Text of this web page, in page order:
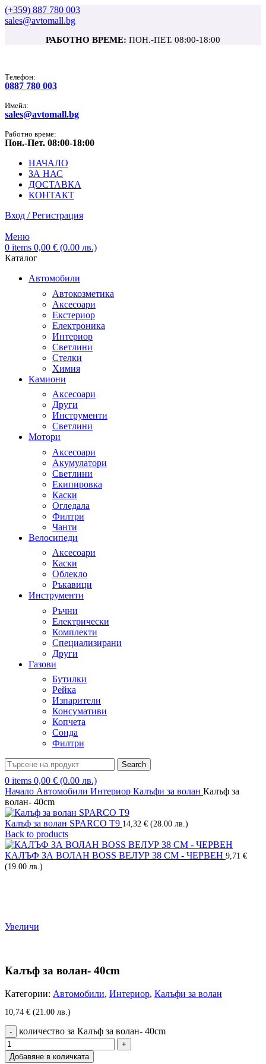
(+359) 887 780 003
sales@avtomall.bg
РАБОТНО ВРЕМЕ: ПОН.-ПЕТ. 08:00-18:00
Tелефон:
0887 780 003
Имейл:
sales@avtomall.bg
Работно време:
Пон.-Пет. 08:00-18:00
НАЧАЛО
ЗА НАС
ДОСТАВКА
КОНТАКТ
Вход / Регистрация
Меню
0 items 0,00 € (0.00 лв.)
Каталог
Автомобили
Автокозметика
Аксесоари
Екстериор
Електроника
Интериор
Светлини
Стелки
Химия
Камиони
Аксесоари
Други
Инструменти
Светлини
Мотори
Аксесоари
Акумулатори
Светлини
Екипировка
Каски
Огледала
Филтри
Чанти
Велосипеди
Аксесоари
Каски
Облекло
Ръкавици
Инструменти
Ръчни
Електрически
Комплекти
Специализирани
Други
Газови
Бутилки
Рейка
Изпарители
Консумативи
Копчета
Сонда
Филтри
Search
0 items 0,00 € (0.00 лв.)
Начало Автомобили Интериор Калъфи за волан Калъф за
волан- 40cm
Калъф за волан SPARCO Т9 14,32 € (28.00 лв.)
Back to products
КАЛЪФ ЗА ВОЛАН BOSS ВЕЛУР 38 СМ - ЧЕРВЕН 9,71 €
(19.00 лв.)
Увеличи
Калъф за волан- 40cm
Категории: Автомобили, Интериор, Калъфи за волан
10,74 € (21.00 лв.)
количество за Калъф за волан- 40cm
Добавяне в количката